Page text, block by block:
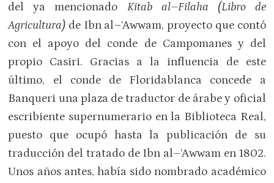
del ya mencionado Kitab al–Filaha (Libro de
Agricultura) de Ibn al–‘Awwam, proyecto que contó
con el apoyo del conde de Campomanes y del
propio Casiri. Gracias a la influencia de este
último, el conde de Floridablanca concede a
Banqueri una plaza de traductor de árabe y oficial
escribiente supernumerario en la Biblioteca Real,
puesto que ocupó hasta la publicación de su
traducción del tratado de Ibn al–‘Awwam en 1802.
Unos años antes, había sido nombrado académico